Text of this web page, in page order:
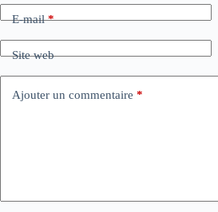
E-mail*
Site web
Ajouter un commentaire *